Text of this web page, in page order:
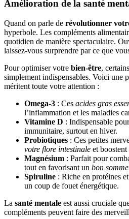
Amélioration de la santé
Quand on parle de révolutionner
hyperbole. Les compléments
quotidien de manière spectaculaire.
laissez-vous surprendre par ce que
Pour optimiser votre bien-être,
simplement indispensables. Voici une
méritent toute votre attention :
Omega-3 : Ces acides gras
l’inflammation et les maladies
Vitamine D : Indispensable
immunitaire, surtout en hiver.
Probiotiques : Ces petites
votre flore intestinale et
Magnésium : Parfait pour
tout en favorisant un bon
Spiruline : Riche en protéines
un coup de fouet énergétique.
La santé mentale est aussi cruciale
compléments peuvent faire des